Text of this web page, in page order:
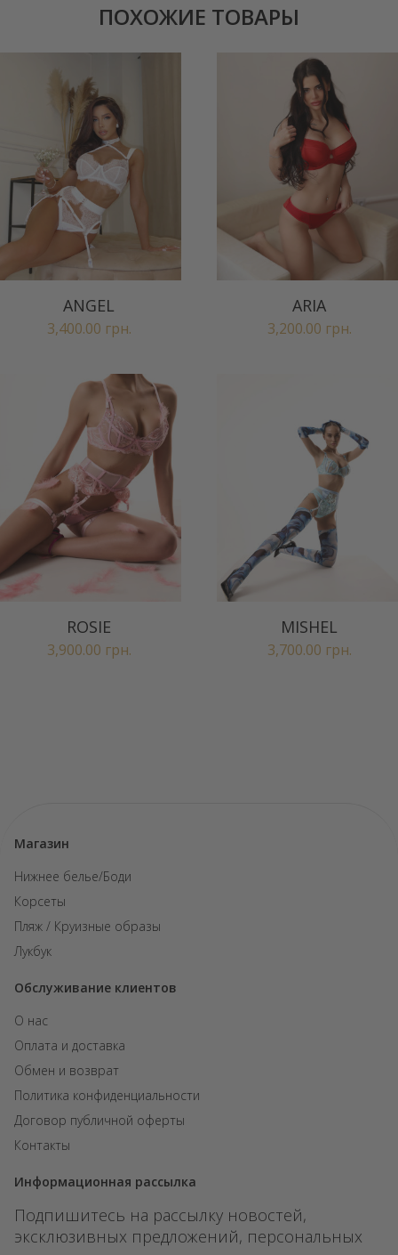
ПОХОЖИЕ ТОВАРЫ
ANGEL
3,400.00 грн.
ARIA
3,200.00 грн.
ROSIE
3,900.00 грн.
MISHEL
3,700.00 грн.
Магазин
Нижнее белье/Боди
Корсеты
Пляж / Круизные образы
Лукбук
Обслуживание клиентов
О нас
Оплата и доставка
Обмен и возврат
Политика конфиденциальности
Договор публичной оферты
Контакты
Информационная рассылка
Подпишитесь на рассылку новостей,
эксклюзивных предложений, персональных